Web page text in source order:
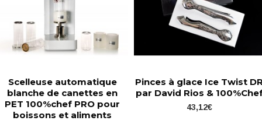
Scelleuse automatique
blanche de canettes en
PET 100%chef PRO pour
boissons et aliments
Pinces à glace Ice Twist
par David Rios &
43,12€